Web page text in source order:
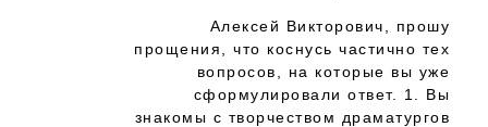
Алексей Викторович, прошу
прощения, что коснусь частично тех
вопросов, на которые вы уже
сформулировали ответ. 1. Вы
знакомы с творчеством драматургов